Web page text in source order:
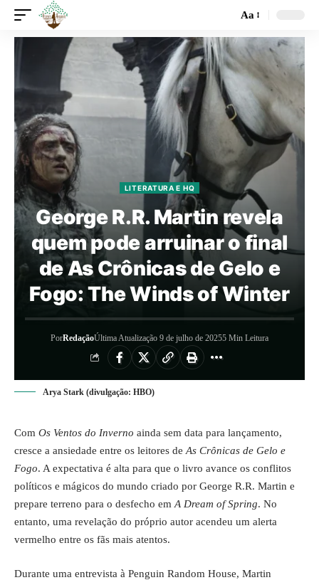
Aa
LITERATURA E HQ
George R.R. Martin revela
quem pode arruinar o final
de As Crônicas de Gelo e
Fogo: The Winds of Winter
PorRedaçãoÚltima Atualização 9 de julho de 20255 Min Leitura
Arya Stark (divulgação: HBO)
Com Os Ventos do Inverno ainda sem data para lançamento,
cresce a ansiedade entre os leitores de As Crônicas de Gelo e
Fogo. A expectativa é alta para que o livro avance os conflitos
políticos e mágicos do mundo criado por George R.R. Martin e
prepare terreno para o desfecho em A Dream of Spring. No
entanto, uma revelação do próprio autor acendeu um alerta
vermelho entre os fãs mais atentos.
Durante uma entrevista à Penguin Random House, Martin